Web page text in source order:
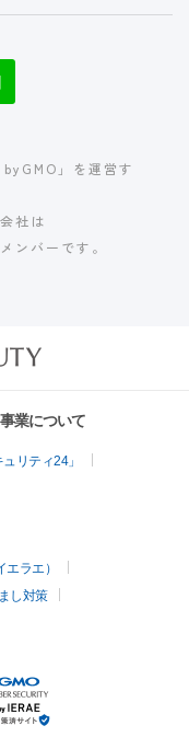
」を運営す
社は
ンバーです。
業について
リティ24」
ラエ）
し対策